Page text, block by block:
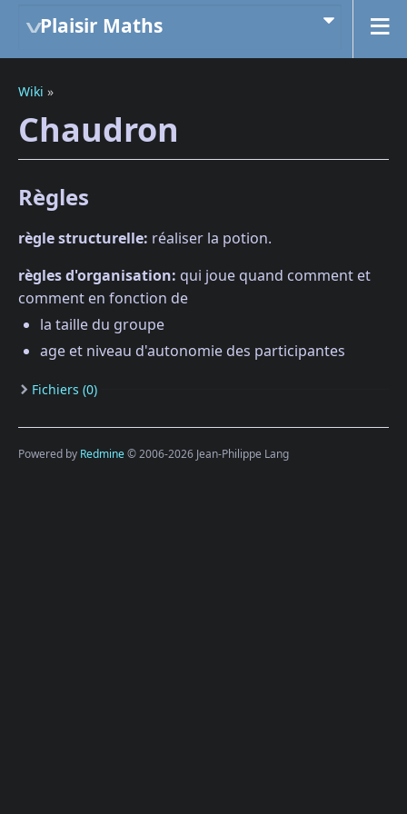
Plaisir Maths
Wiki »
Chaudron
Règles
règle structurelle: réaliser la potion.
règles d'organisation: qui joue quand comment et
comment en fonction de
la taille du groupe
age et niveau d'autonomie des participantes
Fichiers (0)
Powered by Redmine© 2006-2026 Jean-Philippe Lang